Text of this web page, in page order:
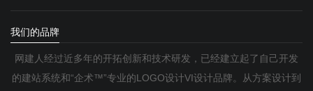
我们的品牌
网建人经过近多年的开拓创新和技术研发，已经建立起了自己开发
的建站系统和“企术™”专业的LOGO设计VI设计品牌。从方案设计到